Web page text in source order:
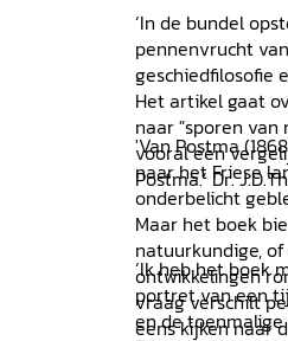
‘In de bundel
pennenvrucht
geschiedfilosofie
Het artikel gaat
naar "sporen van
vooral een
Postma.’ Dr.
'Van Postma
naar het Friese
onderbelicht
Maar het boek
natuurkundige,
ontwikkelingen
vraag verschilt
eens kijken naar
‘Ik heb het boek
portret van een
en de